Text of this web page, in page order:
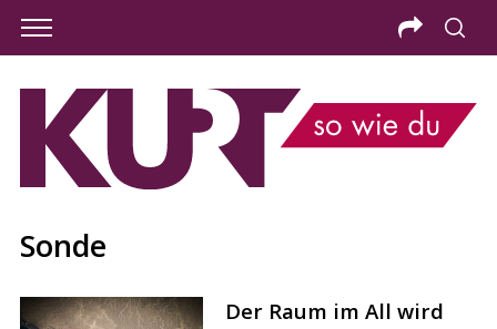
Sonde
Der Raum im All wird